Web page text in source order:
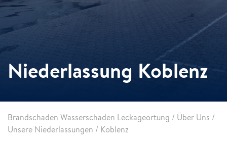
Niederlassung Koblenz
Brandschaden Wasserschaden Leckageortung / Über Uns /
Unsere Niederlassungen / Koblenz